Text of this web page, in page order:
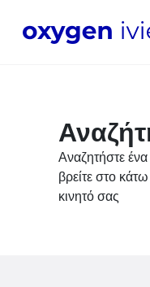
Αναζητήστε
βρείτε στο
κινητό σας